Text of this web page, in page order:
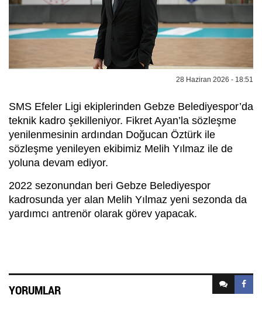
28 Haziran 2026 - 18:51
SMS Efeler Ligi ekiplerinden Gebze Belediyespor’da
teknik kadro şekilleniyor. Fikret Ayan’la sözleşme
yenilenmesinin ardından Doğucan Öztürk ile
sözleşme yenileyen ekibimiz Melih Yılmaz ile de
yoluna devam ediyor.
2022 sezonundan beri Gebze Belediyespor
kadrosunda yer alan Melih Yılmaz yeni sezonda da
yardımcı antrenör olarak görev yapacak.
YORUMLAR